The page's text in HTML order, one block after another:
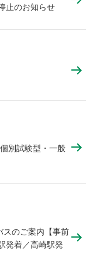
止のお知らせ
別試験型・一般
のご案内【事前
発着／高崎駅発